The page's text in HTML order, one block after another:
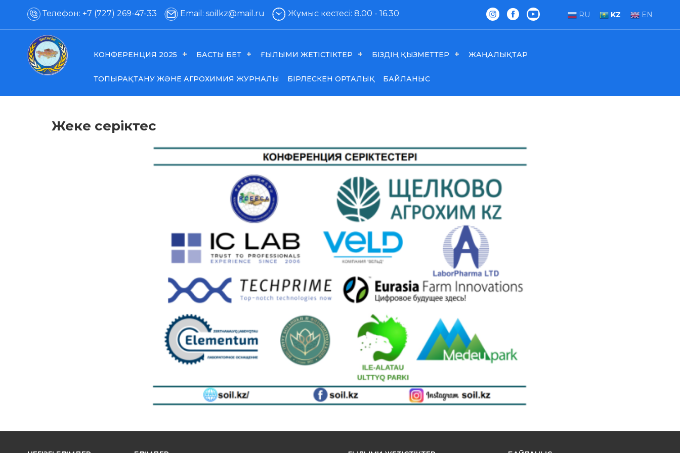
Телефон: +7 (727) 269-47-33 Email: soilkz@mail.ru Жұмыс кестесі: 8.00 - 16.30 RU KZ EN
КОНФЕРЕНЦИЯ 2025 БАСТЫ БЕТ ҒЫЛЫМИ ЖЕТІСТІКТЕР БІЗДІҢ ҚЫЗМЕТТЕР ЖАҢАЛЫҚТАР
ТОПЫРАҚТАНУ ЖӘНЕ АГРОХИМИЯ ЖУРНАЛЫ БІРЛЕСКЕН ОРТАЛЫҚ БАЙЛАНЫС
Жеке серіктес